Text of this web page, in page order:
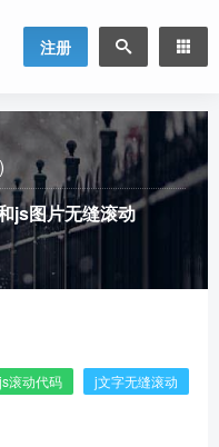
注册
js图片无缝滚动
js滚动代码
j文字无缝滚动